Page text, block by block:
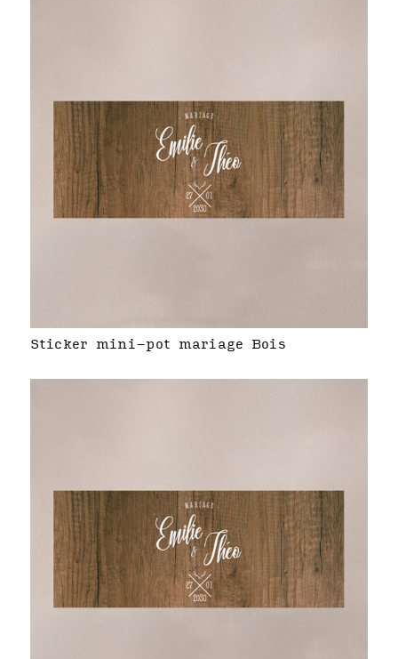
Sticker mini-pot mariage Bois